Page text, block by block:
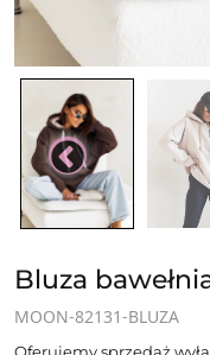
Bluza
MOON-82131-BLUZA